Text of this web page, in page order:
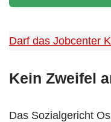
Darf das Jobcenter
Kein Zweifel
Das Sozialgericht